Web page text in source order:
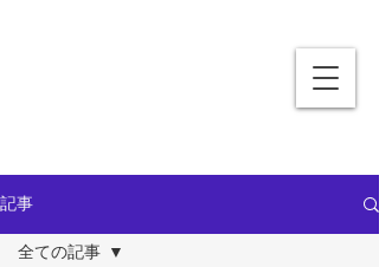
記事
全ての記事